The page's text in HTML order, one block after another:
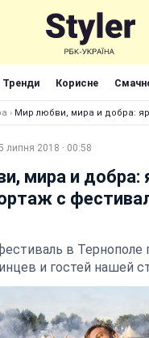
Тренди Корисне
› Мир любви, мира и добра:
липня 2018 · 00:58
мира и добра:
с
в Тернополе
и гостей нашей